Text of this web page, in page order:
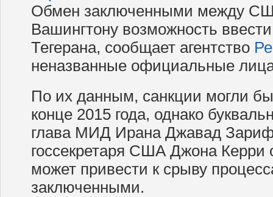
Обмен заключенными между
Вашингтону возможность
Тегерана, сообщает агентство
неназванные официальные
По их данным, санкции могли
конце 2015 года, однако
глава МИД Ирана Джавад
госсекретаря США Джона Керри
может привести к срыву
заключенными.